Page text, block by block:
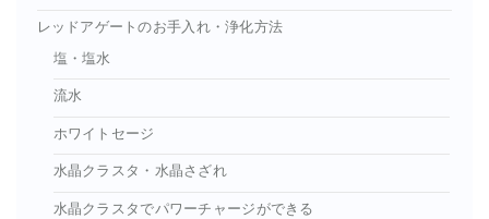
レッドアゲートのお手入れ・浄化方法
塩・塩水
流水
ホワイトセージ
水晶クラスタ・水晶さざれ
水晶クラスタでパワーチャージができる